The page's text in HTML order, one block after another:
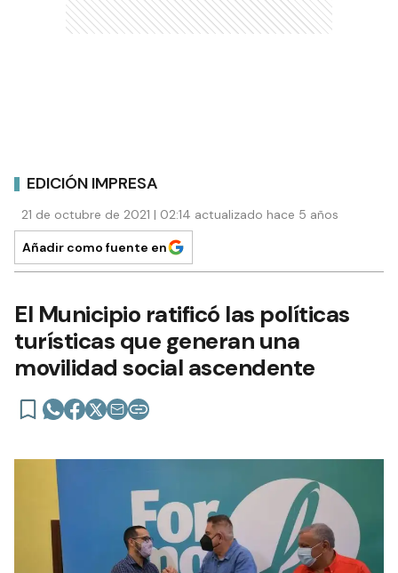
EDICIÓN IMPRESA
21 de octubre de 2021 | 02:14 actualizado hace 5 años
Añadir como fuente en
El Municipio ratificó las políticas
turísticas que generan una
movilidad social ascendente